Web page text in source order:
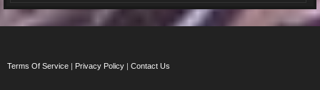
Terms Of Service Privacy Policy Contact Us